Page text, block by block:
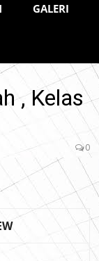
GALERI
, Kelas
0